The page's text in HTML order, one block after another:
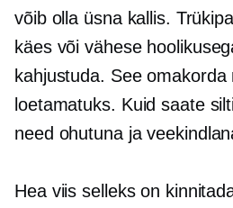
võib olla üsna kallis.
käes või vähese
kahjustuda. See omakorda
loetamatuks. Kuid saate
need ohutuna ja
Hea viis selleks on